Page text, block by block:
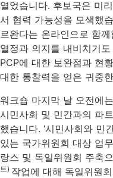
열었습니다. 후보국은 미
서 협력 가능성을 모색했
르완다는 온라인으로 함
열정과 의지를 내비치기
PCP에 대한 보완점과 현
대한 통찰력을 얻은 귀중
워크숍 마지막 날 오전에
시민사회 및 민간과의 파
했습니다. ‘시민사회와 민
있는 국가위원회 대상 업
랑스 및 독일위원회 주축
트) 작업에 대해 독일위원